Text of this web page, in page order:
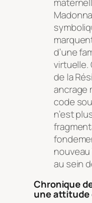
d’une
virtuelle.
de la
ancrage
code
n’est
au sein
Chronique
une attitude